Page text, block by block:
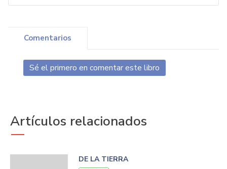
Comentarios
Sé el primero en comentar este libro
Artículos relacionados
DE LA TIERRA